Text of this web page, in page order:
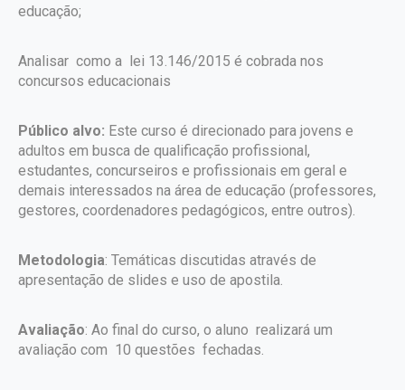
educação;
Analisar como a lei 13.146/2015 é cobrada nos
concursos educacionais
Público alvo: Este curso é direcionado para jovens e
adultos em busca de qualificação profissional,
estudantes, concurseiros e profissionais em geral e
demais interessados na área de educação (professores,
gestores, coordenadores pedagógicos, entre outros).
Metodologia: Temáticas discutidas através de
apresentação de slides e uso de apostila.
Avaliação: Ao final do curso, o aluno realizará um
avaliação com 10 questões fechadas.